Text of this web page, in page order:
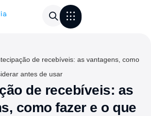
de recebíveis: as vantagens, como
antes de usar
de recebíveis: as
como fazer e o que